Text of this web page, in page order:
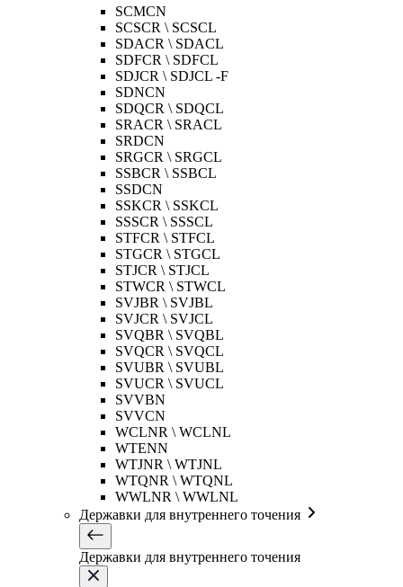
SCMCN
SCSCR \ SCSCL
SDACR \ SDACL
SDFCR \ SDFCL
SDJCR \ SDJCL -F
SDNCN
SDQCR \ SDQCL
SRACR \ SRACL
SRDCN
SRGCR \ SRGCL
SSBCR \ SSBCL
SSDCN
SSKCR \ SSKCL
SSSCR \ SSSCL
STFCR \ STFCL
STGCR \ STGCL
STJCR \ STJCL
STWCR \ STWCL
SVJBR \ SVJBL
SVJCR \ SVJCL
SVQBR \ SVQBL
SVQCR \ SVQCL
SVUBR \ SVUBL
SVUCR \ SVUCL
SVVBN
SVVCN
WCLNR \ WCLNL
WTENN
WTJNR \ WTJNL
WTQNR \ WTQNL
WWLNR \ WWLNL
Державки для внутреннего точения
Державки для внутреннего точения